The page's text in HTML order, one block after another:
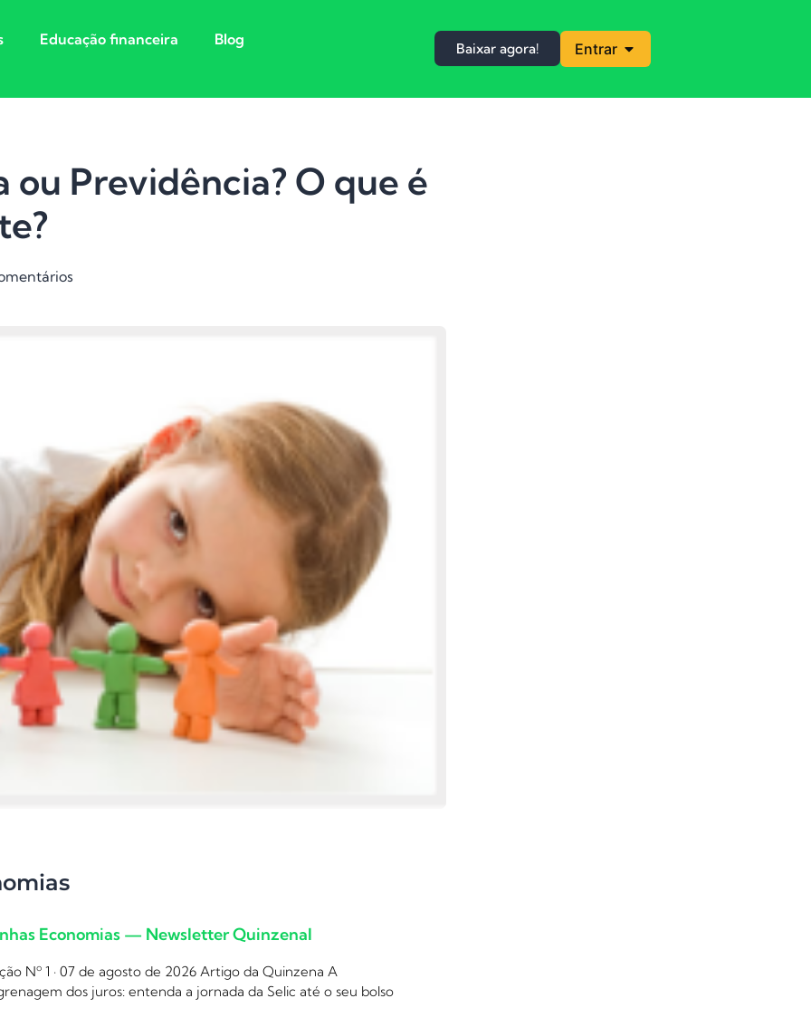
Educação financeira Blog
Baixar agora! Entrar
ou Previdência? O que é
Economias — Newsletter Quinzenal
Nº 1 · 07 de agosto de 2026 Artigo da Quinzena A
dos juros: entenda a jornada da Selic até o seu bolso